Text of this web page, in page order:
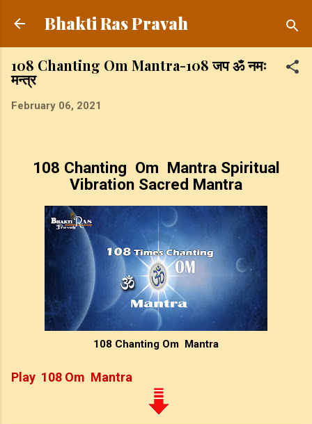
Skip to main content
Bhakti Ras Pravah
108 Chanting Om Mantra-108 जप ॐ नमः
मन्त्र
February 06, 2021
108 Chanting Om Mantra Spiritual
Vibration Sacred Mantra
108 Chanting Om Mantra
Play 108 Om Mantra